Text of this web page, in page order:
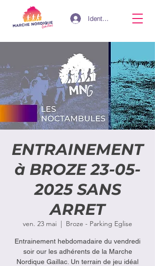
Identifiant
ENTRAINEMENT
à BROZE 23-05-
2025 SANS
ARRET
ven. 23 mai
  |
Broze - Parking Eglise
Entrainement hebdomadaire du vendredi
soir our les adhérents de la Marche
Nordique Gaillac. Un terrain de jeu idéal